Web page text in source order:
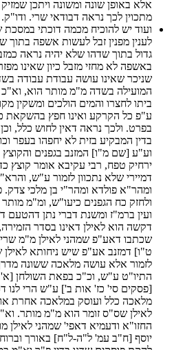
אלא באופן שונה ומשונה ויתכן
מתכוין לכך נראה דבודאי שרי. ודו"ק.
ועוד יש להוכיח מכמה דוכתי
לענין מפנין זבל לעשות אשפה בתוך
גדול בתוך שדהו שלא יהיה נראה
באשפה לא מחזי מזבל כיון שאינו
שניכר שאינו עושה עבודת עבודה
המועילה בשדה מ"מ מותר הוא,
ביתו לחצרו והמים הולכים ומשקין
ע"פ כל הקרקע ואינו חפץ בהשקאת
בפרט. ולכך נראה דאין לחוש כלל,
בדין המבקיע בזית לא יחפהו בעפר
וע"ע [שם מ"ו] המזנב בגפנים והקוצץ
ירחיק טפח, רבי עקיבא אומר קוצץ
דמיירי שלא נתכוון לזמור ע"ש,
ומהר"א פולדא ומהר"י בן מלכי צדק.
ולחזק כח הגפנים כיעו"ש, ומ"מ מותר
ועין ברמ"ז ומשנת דברי נתן דהטעם
דקשה הוא לאילן דאינו בסדר
שכתבו דאע"פ שמהני לאילן מ"מ
ט"ו] דמזנב אע"פ שיש ניחותא לאילן
לזמור אלא עושה מלאכה ששונה
התיו"ט ע"ש, וכ"כ בפאת השולחן
[פסקים סי' כז' אות ב'] ע"ש הרי לנו
מלאכה כלל ועוסק במלאכה אחרת
לאילן שס"ס זומר הוא מ"מ מותר.
החזו"א ודעמיא דאפי' שמהני לאילן
יוסף [ח"ב עמ' ל"ה-ל"ח] באורך